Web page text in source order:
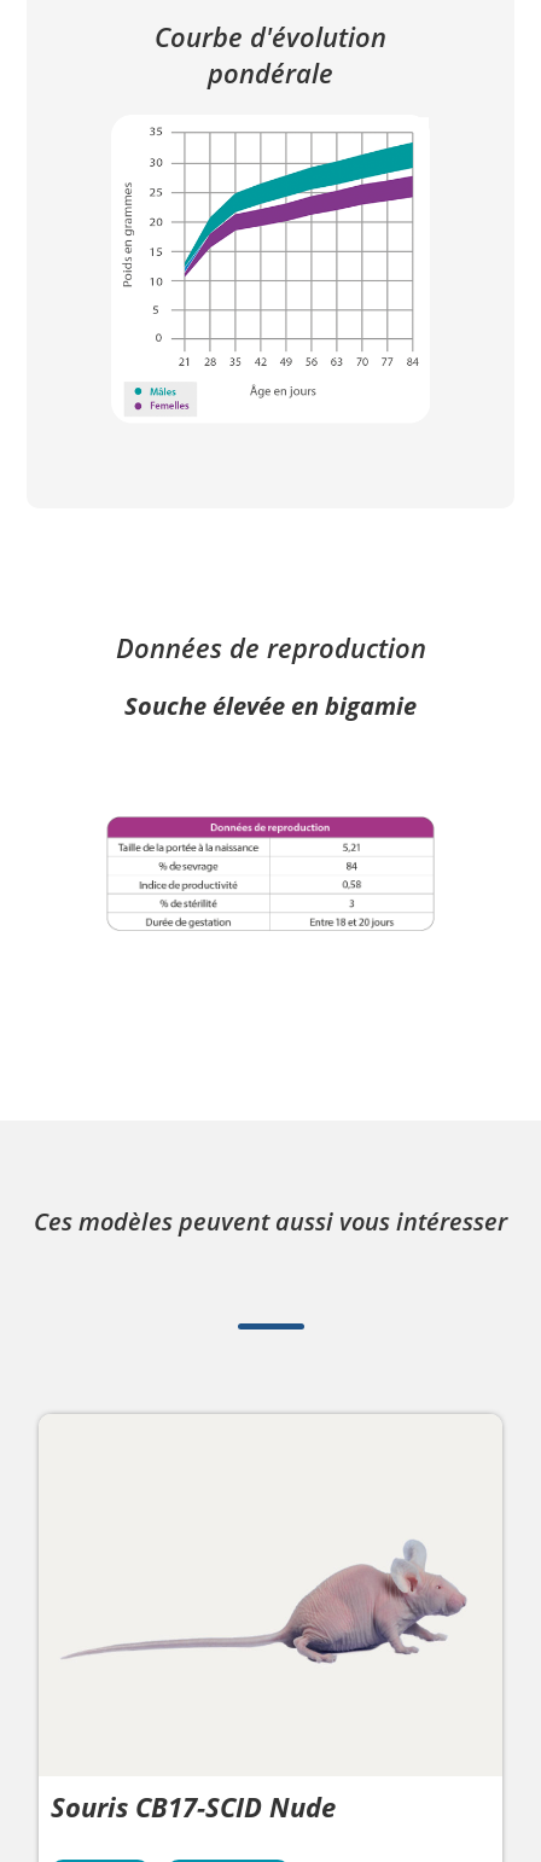
Courbe d'évolution
pondérale
Données de reproduction
Souche élevée en bigamie
Ces modèles peuvent aussi vous intéresser
Souris CB17-SCID Nude